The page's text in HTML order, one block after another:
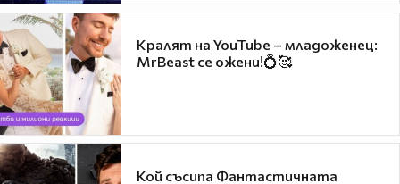
Кралят на YouTube – младоженец:
MrBeast се ожени!💍🥰
Кой съсипа Фантастичната